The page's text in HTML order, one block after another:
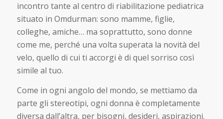
incontro tante al centro di riabilitazione pediatrica
situato in Omdurman: sono mamme, figlie,
colleghe, amiche… ma soprattutto, sono donne
come me, perché una volta superata la novità del
velo, quello di cui ti accorgi è di quel sorriso così
simile al tuo.
Come in ogni angolo del mondo, se mettiamo da
parte gli stereotipi, ogni donna è completamente
diversa dall’altra, per bisogni, desideri, aspirazioni.